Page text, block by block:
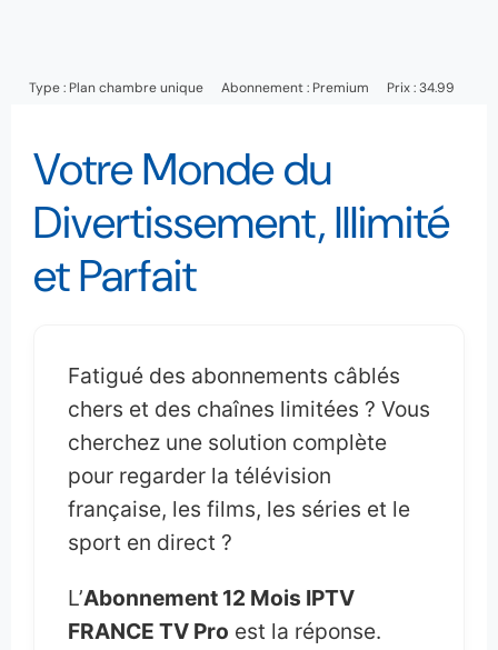
Type : Plan chambre unique Abonnement : Premium Prix : 34.99
Votre Monde du
Divertissement, Illimité
et Parfait
Fatigué des abonnements câblés
chers et des chaînes limitées ? Vous
cherchez une solution complète
pour regarder la télévision
française, les films, les séries et le
sport en direct ?
L’Abonnement 12 Mois IPTV
FRANCE TV Pro est la réponse.